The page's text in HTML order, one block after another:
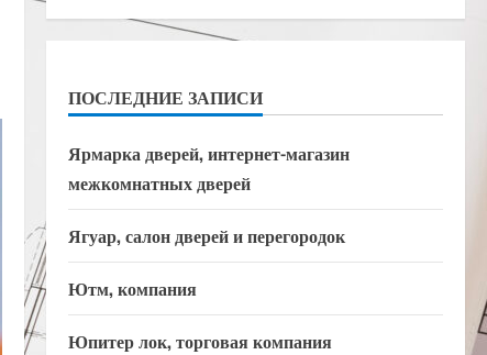
ПОСЛЕДНИЕ ЗАПИСИ
Ярмарка дверей, интернет-магазин
межкомнатных дверей
Ягуар, салон дверей и перегородок
Ютм, компания
Юпитер лок, торговая компания